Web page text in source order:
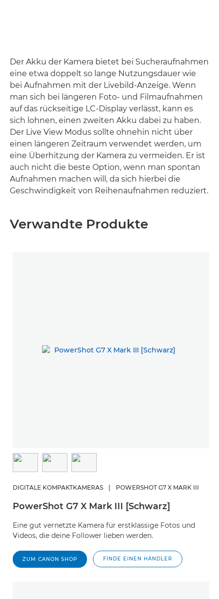
Der Akku der Kamera bietet bei Sucheraufnahmen
eine etwa doppelt so lange Nutzungsdauer wie
bei Aufnahmen mit der Livebild-Anzeige. Wenn
man sich bei längeren Foto- und Filmaufnahmen
auf das rückseitige LC-Display verlässt, kann es
sich lohnen, einen zweiten Akku dabei zu haben.
Der Live View Modus sollte ohnehin nicht über
einen längeren Zeitraum verwendet werden, um
eine Überhitzung der Kamera zu vermeiden. Er ist
auch nicht die beste Option, wenn man spontan
Aufnahmen machen will, da sich hierbei die
Geschwindigkeit von Reihenaufnahmen reduziert.
Verwandte Produkte
DIGITALE KOMPAKTKAMERAS POWERSHOT G7 X MARK III
PowerShot G7 X Mark III [Schwarz]
Eine gut vernetzte Kamera für erstklassige Fotos und
Videos, die deine Follower lieben werden.
ZUM CANON SHOP FINDE EINEN HÄNDLER